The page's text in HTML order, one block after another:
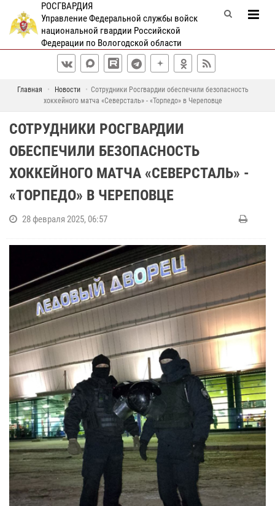
РОСГВАРДИЯ
Управление Федеральной службы войск
национальной гвардии Российской
Федерации по Вологодской области
Главная Новости
Сотрудники Росгвардии обеспечили безопасность
хоккейного матча «Северсталь» - «Торпедо» в Череповце
СОТРУДНИКИ РОСГВАРДИИ
ОБЕСПЕЧИЛИ БЕЗОПАСНОСТЬ
ХОККЕЙНОГО МАТЧА «СЕВЕРСТАЛЬ» -
«ТОРПЕДО» В ЧЕРЕПОВЦЕ
28 февраля 2025, 06:57